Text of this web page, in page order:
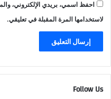
احفظ اسمي، بريدي الإلكتروني،
لاستخدامها المرة المقبلة في تعليقي.
Follow Us